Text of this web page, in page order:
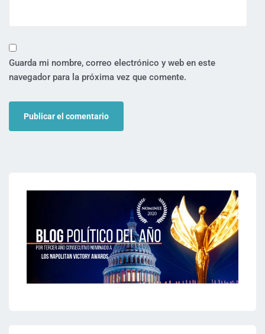
Guarda mi nombre, correo electrónico y web en este
navegador para la próxima vez que comente.